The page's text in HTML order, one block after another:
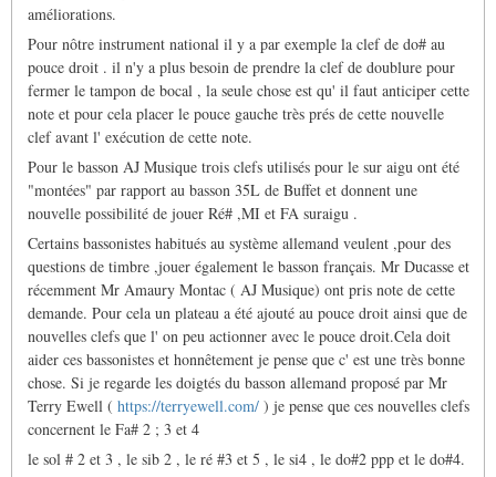
améliorations.
Pour nôtre instrument national il y a par exemple la clef de do# au
pouce droit . il n'y a plus besoin de prendre la clef de doublure pour
fermer le tampon de bocal , la seule chose est qu' il faut anticiper cette
note et pour cela placer le pouce gauche très prés de cette nouvelle
clef avant l' exécution de cette note.
Pour le basson AJ Musique trois clefs utilisés pour le sur aigu ont été
"montées" par rapport au basson 35L de Buffet et donnent une
nouvelle possibilité de jouer Ré# ,MI et FA suraigu .
Certains bassonistes habitués au système allemand veulent ,pour des
questions de timbre ,jouer également le basson français. Mr Ducasse et
récemment Mr Amaury Montac ( AJ Musique) ont pris note de cette
demande. Pour cela un plateau a été ajouté au pouce droit ainsi que de
nouvelles clefs que l' on peu actionner avec le pouce droit.Cela doit
aider ces bassonistes et honnêtement je pense que c' est une très bonne
chose. Si je regarde les doigtés du basson allemand proposé par Mr
Terry Ewell ( https://terryewell.com/ ) je pense que ces nouvelles clefs
concernent le Fa# 2 ; 3 et 4
le sol # 2 et 3 , le sib 2 , le ré #3 et 5 , le si4 , le do#2 ppp et le do#4.